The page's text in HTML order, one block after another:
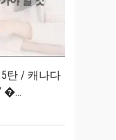
탄 / 캐나다
/ �